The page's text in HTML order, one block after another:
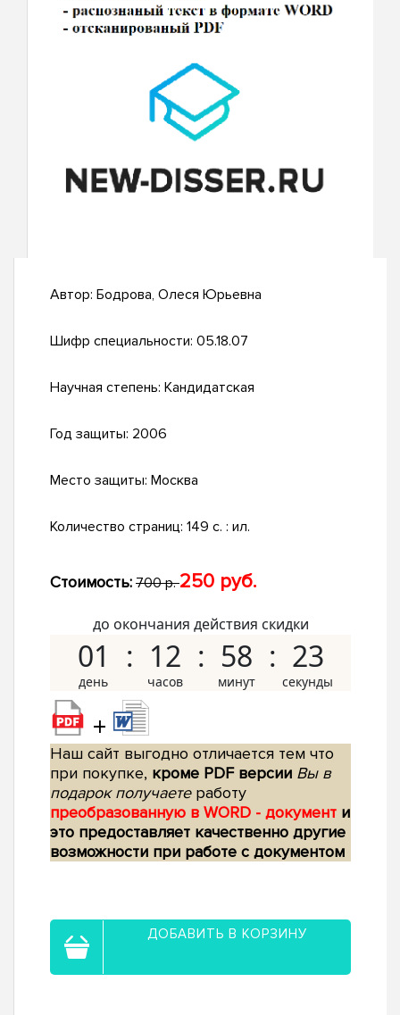
Автор: Бодрова, Олеся Юрьевна
Шифр специальности: 05.18.07
Научная степень: Кандидатская
Год защиты: 2006
Место защиты: Москва
Количество страниц: 149 с. : ил.
Стоимость: 700 р.250 руб.
до окончания действия скидки
01 12 58 22
+
Наш сайт выгодно отличается тем что
при покупке, кроме PDF версии Вы в
подарок получаетеработу
преобразованную в WORD - документ и
это предоставляет качественно другие
возможности при работе с документом
ДОБАВИТЬ В КОРЗИНУ